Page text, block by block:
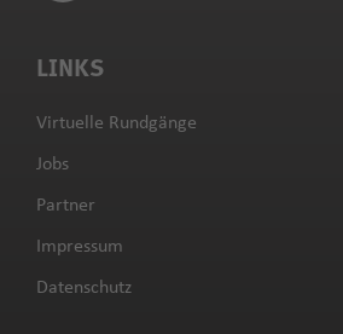
LINKS
Virtuelle Rundgänge
Jobs
Partner
Impressum
Datenschutz